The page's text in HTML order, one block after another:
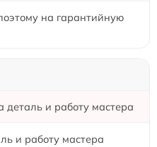
на гарантийную
деталь и работу мастера
и работу мастера